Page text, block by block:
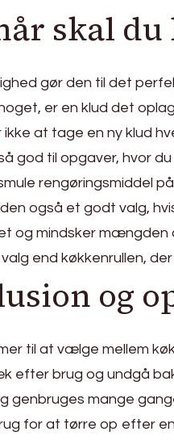
skal du
gør den til det
er en klud det
at tage en ny klud
god til opgaver, hvor
rengøringsmiddel
også et godt valg,
og mindsker mængden
end køkkenrullen,
og
til at vælge mellem
efter brug og undgå
genbruges mange
for at tørre op efter